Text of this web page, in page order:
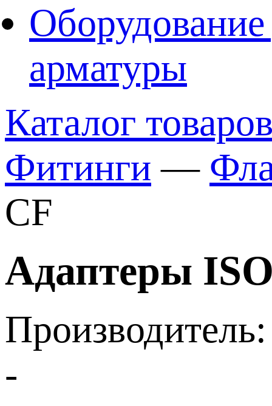
арматуры
Каталог
Фитинги —
CF
Адаптеры
Производитель:
-